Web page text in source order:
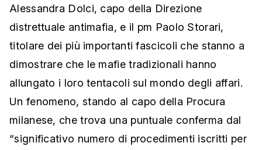
Alessandra Dolci, capo della Direzione
distrettuale antimafia, e il pm Paolo Storari,
titolare dei più importanti fascicoli che stanno a
dimostrare che le mafie tradizionali hanno
allungato i loro tentacoli sul mondo degli affari.
Un fenomeno, stando al capo della Procura
milanese, che trova una puntuale conferma dal
“significativo numero di procedimenti iscritti per